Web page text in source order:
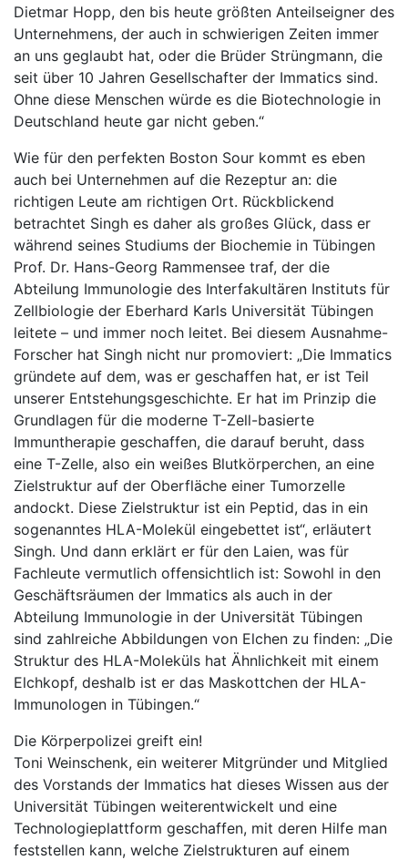
Dietmar Hopp, den bis heute größten Anteilseigner des
Unternehmens, der auch in schwierigen Zeiten immer
an uns geglaubt hat, oder die Brüder Strüngmann, die
seit über 10 Jahren Gesellschafter der Immatics sind.
Ohne diese Menschen würde es die Biotechnologie in
Deutschland heute gar nicht geben.“
Wie für den perfekten Boston Sour kommt es eben
auch bei Unternehmen auf die Rezeptur an: die
richtigen Leute am richtigen Ort. Rückblickend
betrachtet Singh es daher als großes Glück, dass er
während seines Studiums der Biochemie in Tübingen
Prof. Dr. Hans-Georg Rammensee traf, der die
Abteilung Immunologie des Interfakultären Instituts für
Zellbiologie der Eberhard Karls Universität Tübingen
leitete – und immer noch leitet. Bei diesem Ausnahme-
Forscher hat Singh nicht nur promoviert: „Die Immatics
gründete auf dem, was er geschaffen hat, er ist Teil
unserer Entstehungsgeschichte. Er hat im Prinzip die
Grundlagen für die moderne T-Zell-basierte
Immuntherapie geschaffen, die darauf beruht, dass
eine T-Zelle, also ein weißes Blutkörperchen, an eine
Zielstruktur auf der Oberfläche einer Tumorzelle
andockt. Diese Zielstruktur ist ein Peptid, das in ein
sogenanntes HLA-Molekül eingebettet ist“, erläutert
Singh. Und dann erklärt er für den Laien, was für
Fachleute vermutlich offensichtlich ist: Sowohl in den
Geschäftsräumen der Immatics als auch in der
Abteilung Immunologie in der Universität Tübingen
sind zahlreiche Abbildungen von Elchen zu finden: „Die
Struktur des HLA-Moleküls hat Ähnlichkeit mit einem
Elchkopf, deshalb ist er das Maskottchen der HLA-
Immunologen in Tübingen.“
Die Körperpolizei greift ein!
Toni Weinschenk, ein weiterer Mitgründer und Mitglied
des Vorstands der Immatics hat dieses Wissen aus der
Universität Tübingen weiterentwickelt und eine
Technologieplattform geschaffen, mit deren Hilfe man
feststellen kann, welche Zielstrukturen auf einem